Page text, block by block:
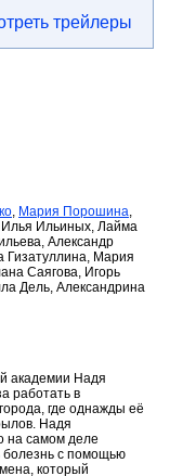
трейлеры
, Мария Порошина,
Илья Ильиных, Лайма
Александр
Гизатуллина, Мария
Саягова, Игорь
Дель, Александрина
академии Надя
работать в
где однажды её
Надя
на самом деле
болезнь с помощью
который